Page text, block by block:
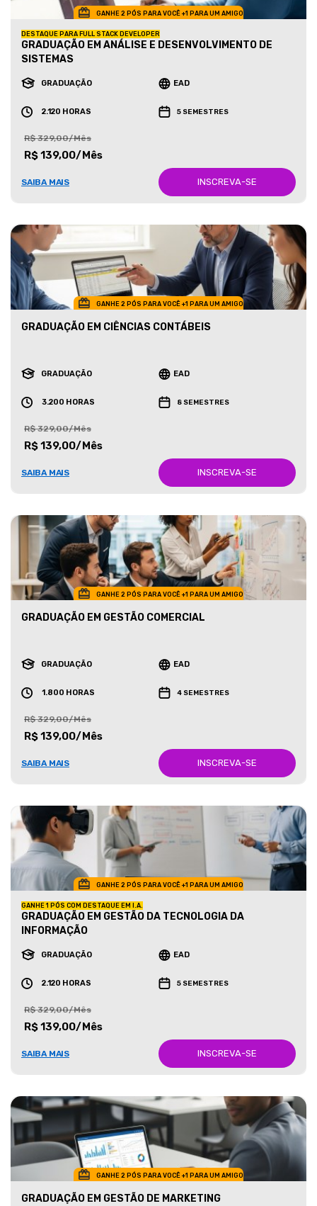
GANHE 2 PÓS PARA VOCÊ +1 PARA UM AMIGO
DESTAQUE PARA FULL STACK DEVELOPER
GRADUAÇÃO EM ANÁLISE E DESENVOLVIMENTO DE
SISTEMAS
GRADUAÇÃO EAD
2.120 HORAS 5 SEMESTRES
R$ 329,00/Mês
R$ 139,00/Mês
SAIBA MAIS INSCREVA-SE
GANHE 2 PÓS PARA VOCÊ +1 PARA UM AMIGO
GRADUAÇÃO EM CIÊNCIAS CONTÁBEIS
GRADUAÇÃO EAD
3.200 HORAS 8 SEMESTRES
R$ 329,00/Mês
R$ 139,00/Mês
SAIBA MAIS INSCREVA-SE
GANHE 2 PÓS PARA VOCÊ +1 PARA UM AMIGO
GRADUAÇÃO EM GESTÃO COMERCIAL
GRADUAÇÃO EAD
1.800 HORAS 4 SEMESTRES
R$ 329,00/Mês
R$ 139,00/Mês
SAIBA MAIS INSCREVA-SE
GANHE 2 PÓS PARA VOCÊ +1 PARA UM AMIGO
GANHE 1 PÓS COM DESTAQUE EM I.A.
GRADUAÇÃO EM GESTÃO DA TECNOLOGIA DA
INFORMAÇÃO
GRADUAÇÃO EAD
2.120 HORAS 5 SEMESTRES
R$ 329,00/Mês
R$ 139,00/Mês
SAIBA MAIS INSCREVA-SE
GANHE 2 PÓS PARA VOCÊ +1 PARA UM AMIGO
GRADUAÇÃO EM GESTÃO DE MARKETING